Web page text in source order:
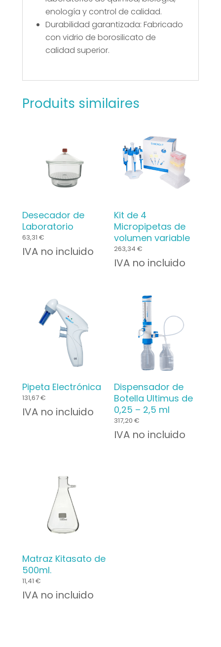
enología y control de calidad.
Durabilidad garantizada: Fabricado
con vidrio de borosilicato de
calidad superior.
Produits similaires
Desecador de
Laboratorio
63,31 €
IVA no incluido
Kit de 4
Micropipetas de
volumen variable
263,34€
IVA no incluido
Pipeta Electrónica
131,67€
IVA no incluido
Dispensador de
Botella Ultimus de
0,25 – 2,5 ml
317,20€
IVA no incluido
Matraz Kitasato de
500ml.
11,41 €
IVA no incluido